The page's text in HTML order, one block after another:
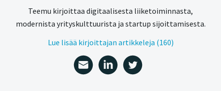
Teemu kirjoittaa digitaalisesta liiketoiminnasta,
modernista yrityskulttuurista ja startup sijoittamisesta.
Lue lisää kirjoittajan artikkeleja (160)